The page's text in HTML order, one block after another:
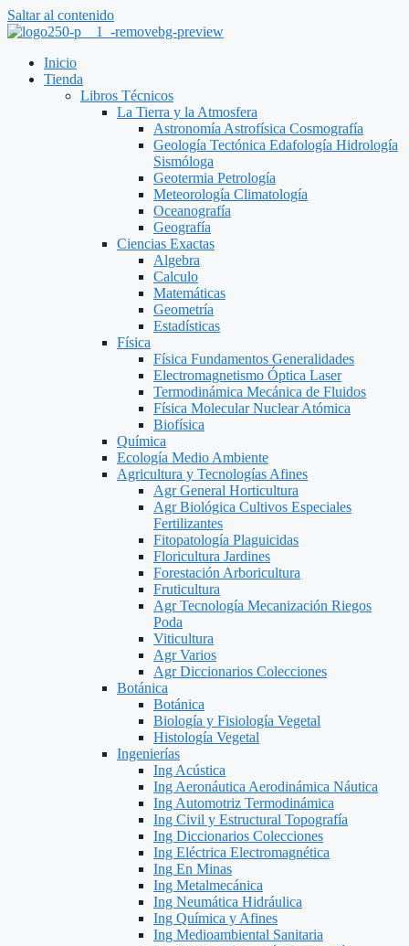
Saltar al contenido
Inicio
Tienda
Libros Técnicos
La Tierra y la Atmosfera
Astronomía Astrofísica Cosmografía
Geología Tectónica Edafología Hidrología
Sismóloga
Geotermia Petrología
Meteorología Climatología
Oceanografía
Geografía
Ciencias Exactas
Algebra
Calculo
Matemáticas
Geometría
Estadísticas
Física
Física Fundamentos Generalidades
Electromagnetismo Óptica Laser
Termodinámica Mecánica de Fluidos
Física Molecular Nuclear Atómica
Biofísica
Química
Ecología Medio Ambiente
Agricultura y Tecnologías Afines
Agr General Horticultura
Agr Biológica Cultivos Especiales
Fertilizantes
Fitopatología Plaguicidas
Floricultura Jardines
Forestación Arboricultura
Fruticultura
Agr Tecnología Mecanización Riegos
Poda
Viticultura
Agr Varios
Agr Diccionarios Colecciones
Botánica
Botánica
Biología y Fisiología Vegetal
Histología Vegetal
Ingenierías
Ing Acústica
Ing Aeronáutica Aerodinámica Náutica
Ing Automotriz Termodinámica
Ing Civil y Estructural Topografía
Ing Diccionarios Colecciones
Ing Eléctrica Electromagnética
Ing En Minas
Ing Metalmecánica
Ing Neumática Hidráulica
Ing Química y Afines
Ing Medioambiental Sanitaria